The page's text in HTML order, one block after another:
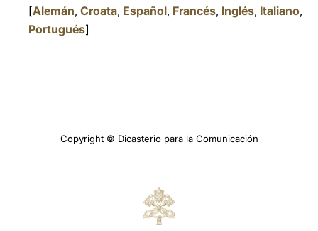
[Alemán, Croata, Español, Francés, Inglés, Italiano,
Portugués]
Copyright © Dicasterio para la Comunicación